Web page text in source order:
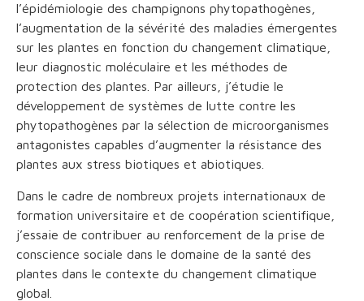
l’épidémiologie des champignons phytopathogènes,
l’augmentation de la sévérité des maladies émergentes
sur les plantes en fonction du changement climatique,
leur diagnostic moléculaire et les méthodes de
protection des plantes. Par ailleurs, j’étudie le
développement de systèmes de lutte contre les
phytopathogènes par la sélection de microorganismes
antagonistes capables d’augmenter la résistance des
plantes aux stress biotiques et abiotiques.
Dans le cadre de nombreux projets internationaux de
formation universitaire et de coopération scientifique,
j’essaie de contribuer au renforcement de la prise de
conscience sociale dans le domaine de la santé des
plantes dans le contexte du changement climatique
global.